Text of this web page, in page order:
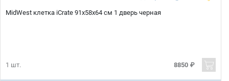
MidWest клетка iCrate 91х58х64 см 1 дверь черная
1 шт. 8850 ₽